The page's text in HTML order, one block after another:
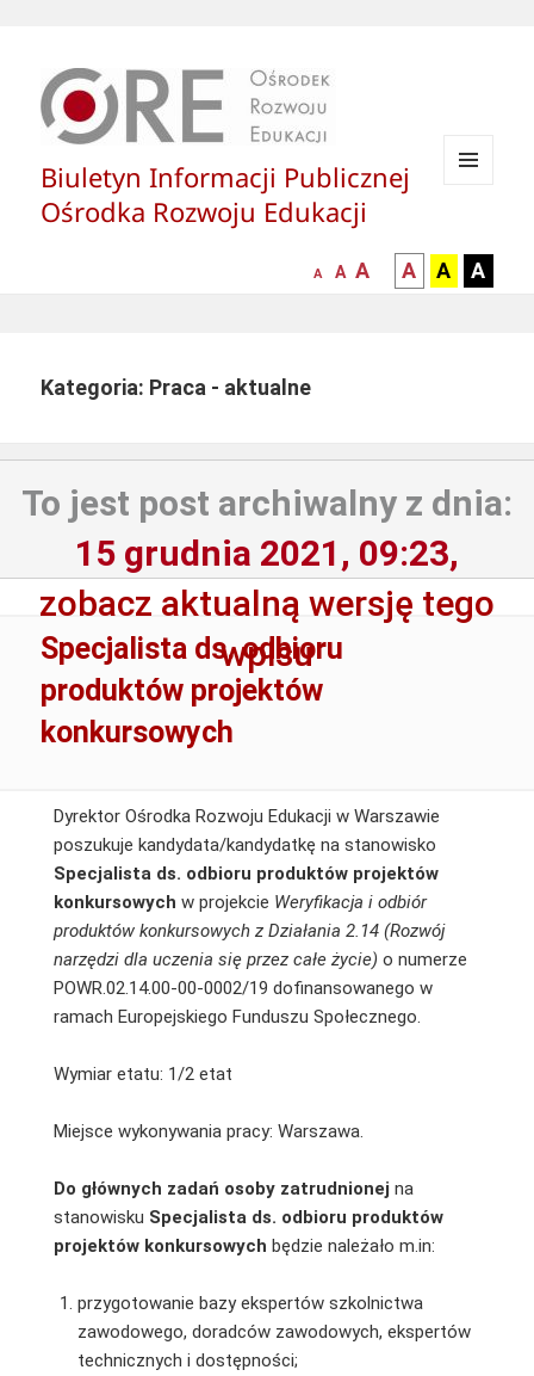
Biuletyn Informacji Publicznej
Ośrodka Rozwoju Edukacji
mniejsza
A
normalna
A
większa-
czcionka
A
kontrast
czarny
A
kontrast
czarny
A
żółty
A
Kategoria: Praca - aktualne
To jest post archiwalny z dnia:
15 grudnia 2021, 09:23,
zobacz aktualną wersję tego
wpisu
Specjalista ds. odbioru
produktów projektów
konkursowych
Dyrektor Ośrodka Rozwoju Edukacji w Warszawie
poszukuje kandydata/kandydatkę na stanowisko
Specjalista ds. odbioru produktów projektów
konkursowych w projekcie Weryfikacja i odbiór
produktów konkursowych z Działania 2.14 (Rozwój
narzędzi dla uczenia się przez całe życie) o numerze
POWR.02.14.00-00-0002/19 dofinansowanego w
ramach Europejskiego Funduszu Społecznego.
Wymiar etatu: 1/2 etat
Miejsce wykonywania pracy: Warszawa.
Do głównych zadań osoby zatrudnionej na
stanowisku Specjalista ds. odbioru produktów
projektów konkursowych będzie należało m.in:
przygotowanie bazy ekspertów szkolnictwa
zawodowego, doradców zawodowych, ekspertów
technicznych i dostępności;